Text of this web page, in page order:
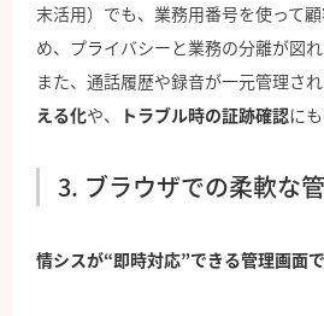
末活用）でも、業務用番号を使って
め、プライバシーと業務の分離が図れ
また、通話履歴や録音が一元管理され
える化や、 トラブル時の証跡確認に
3. ブラウザでの柔軟な
情シスが“即時対応”できる管理画面